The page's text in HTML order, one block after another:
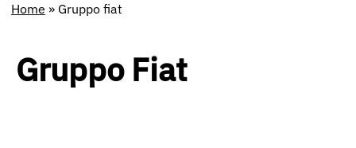
Home » Gruppo fiat
Gruppo Fiat